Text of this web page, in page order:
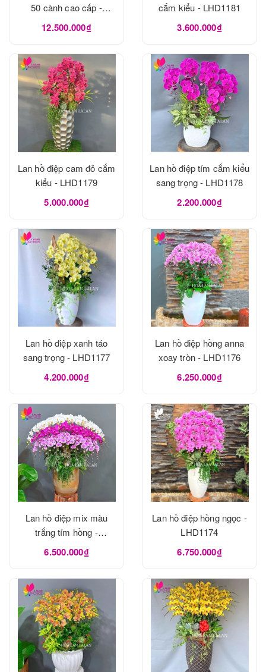
50 cành cao cấp -
LHD1182
12.500.000₫
cắm kiểu - LHD1181
3.600.000₫
Lan hồ điệp cam đỏ cắm
kiểu - LHD1179
5.000.000₫
Lan hồ điệp tím cắm kiểu
sang trọng - LHD1178
2.200.000₫
Lan hồ điệp xanh táo
sang trọng - LHD1177
4.200.000₫
Lan hồ điệp hồng anna
xoay tròn - LHD1176
6.250.000₫
Lan hồ điệp mix màu
trắng tím hồng -
LHD1175
6.500.000₫
Lan hồ điệp hồng ngọc -
LHD1174
6.750.000₫